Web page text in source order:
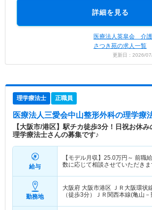
詳細を見る
医療法人英皐会 介
さつき苑の求人一覧
更新日：2026/
理学療法士 正職員
医療法人三愛会中山整形外科の理学療
【大阪市/港区】駅チカ徒歩3分！日祝お休
理学療法士さんの募集です♪
給与
【モデル月収】 25.0万円～ 前職
数に応じて相談させていただきま
勤務地
大阪府 大阪市港区 ＪＲ大阪環状
（徒歩3分）ＪＲ関西本線(亀山